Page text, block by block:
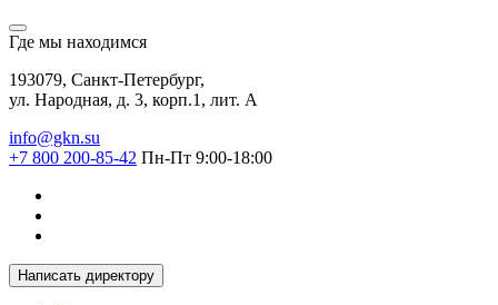
Где мы находимся
193079, Санкт-Петербург,
ул. Народная, д. 3, корп.1, лит. А
info@gkn.su
+7 800 200-85-42 Пн-Пт 9:00-18:00
Написать директору